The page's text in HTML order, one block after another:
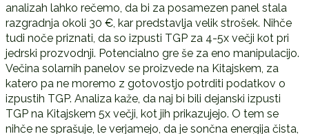
analizah lahko rečemo, da bi za posamezen panel stala
razgradnja okoli 30 €, kar predstavlja velik strošek. Nihče
tudi noče priznati, da so izpusti TGP za 4-5x večji kot pri
jedrski prozvodnji. Potencialno gre še za eno manipulacijo.
Večina solarnih panelov se proizvede na Kitajskem, za
katero pa ne moremo z gotovostjo potrditi podatkov o
izpustih TGP. Analiza kaže, da naj bi bili dejanski izpusti
TGP na Kitajskem 5x večji, kot jih prikazujejo. O tem se
nihče ne sprašuje, le verjamejo, da je sončna energija čista,